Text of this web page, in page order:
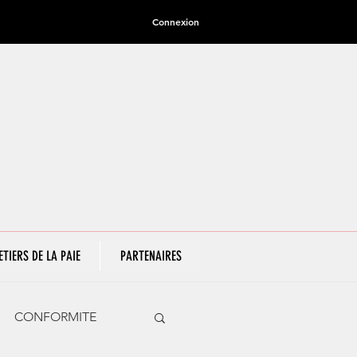
Connexion
DE LA PAIE PARTENAIRES
CONFORMITE